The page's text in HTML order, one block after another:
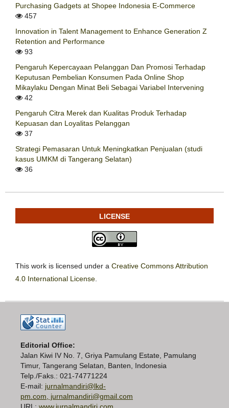
Purchasing Gadgets at Shopee Indonesia E-Commerce
457
Innovation in Talent Management to Enhance Generation Z
Retention and Performance
93
Pengaruh Kepercayaan Pelanggan Dan Promosi Terhadap
Keputusan Pembelian Konsumen Pada Online Shop
Mikaylaku Dengan Minat Beli Sebagai Variabel Intervening
42
Pengaruh Citra Merek dan Kualitas Produk Terhadap
Kepuasan dan Loyalitas Pelanggan
37
Strategi Pemasaran Untuk Meningkatkan Penjualan (studi
kasus UMKM di Tangerang Selatan)
36
LICENSE
This work is licensed under a Creative Commons Attribution
4.0 International License.
Editorial Office:
Jalan Kiwi IV No. 7, Griya Pamulang Estate, Pamulang
Timur, Tangerang Selatan, Banten, Indonesia
Telp./Faks.: 021-74771224
E-mail: jurnalmandiri@lkd-
pm.com, jurnalmandiri@gmail.com
URL: www.jurnalmandiri.com